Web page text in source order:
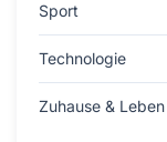
Sport
Technologie
Zuhause & Leben